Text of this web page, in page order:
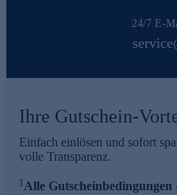
24/7 E-
Ihre Gutschein-
Einfach einlösen und sofort
volle Transparenz.
1Alle Gutscheinbedingungen